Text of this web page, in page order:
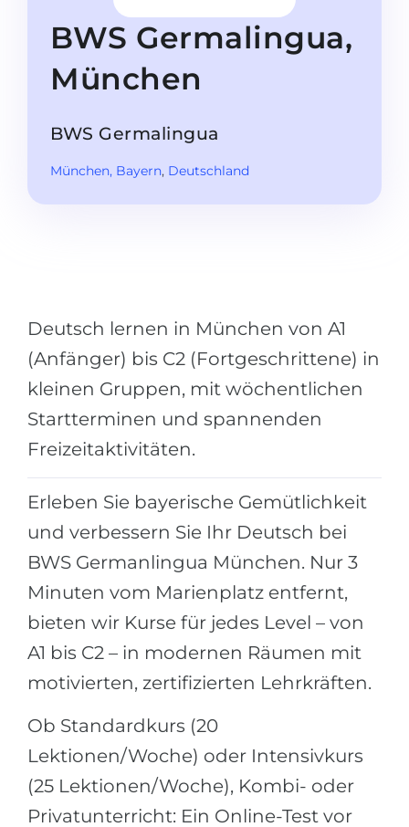
Sprachvisum
STUDIENKOLLEG
Studienkollegs
Freshman / Foundation
Studienvorbereitung
Bundesländer
Städte
BERUFE
Berufe
BERUFSORIENTIERUNG
Holland-Test
Interessenkarte-Test
Erfolg
100%
Studienkolleg
Bachelor
Master
BEWERBEN NACH …
11-jähriger Schule
12-jähriger Schule (NIS)
Bachelorabschluss
BEWERBEN FÜR FACHRICHTUNG …
Medizin
Ingenieurwesen
Physik
BEWERBEN AUS …
Russland
Aserbaidschan
Armenien
BWS Germalingua,
München
BWS Germalingua
München, Bayern, Deutschland
Deutsch lernen in München von A1
(Anfänger) bis C2 (Fortgeschrittene) in
kleinen Gruppen, mit wöchentlichen
Startterminen und spannenden
Freizeitaktivitäten.
Erleben Sie bayerische Gemütlichkeit
und verbessern Sie Ihr Deutsch bei
BWS Germanlingua München. Nur 3
Minuten vom Marienplatz entfernt,
bieten wir Kurse für jedes Level – von
A1 bis C2 – in modernen Räumen mit
motivierten, zertifizierten Lehrkräften.
Ob Standardkurs (20
Lektionen/Woche) oder Intensivkurs
(25 Lektionen/Woche), Kombi- oder
Privatunterricht: Ein Online-Test vor